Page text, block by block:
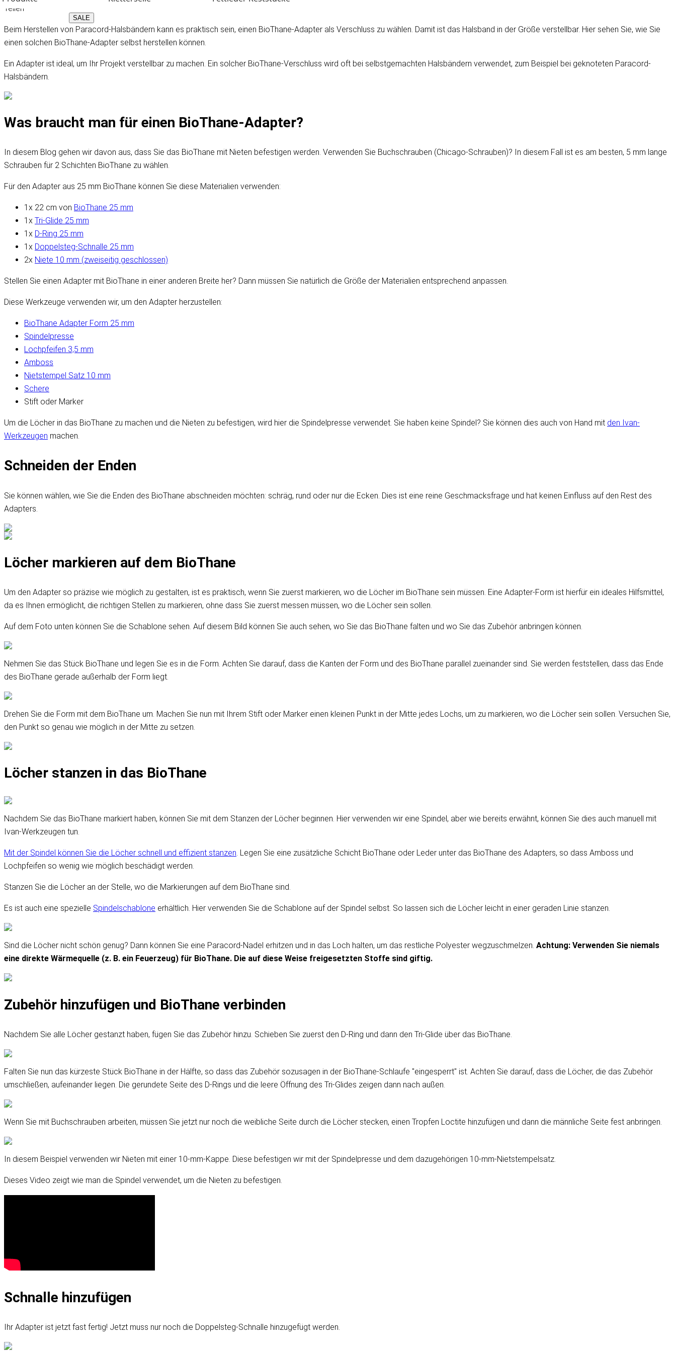
SALE
Teilen
Beim Herstellen von Paracord-Halsbändern kann es praktisch sein, einen BioThane-Adapter als Verschluss zu wählen. Damit ist das Halsband in der Größe verstellbar. Hier sehen Sie, wie Sie
einen solchen BioThane-Adapter selbst herstellen können.
Ein Adapter ist ideal, um Ihr Projekt verstellbar zu machen. Ein solcher BioThane-Verschluss wird oft bei selbstgemachten Halsbändern verwendet, zum Beispiel bei geknoteten Paracord-
Halsbändern.
Was braucht man für einen BioThane-Adapter?
In diesem Blog gehen wir davon aus, dass Sie das BioThane mit Nieten befestigen werden. Verwenden Sie Buchschrauben (Chicago-Schrauben)? In diesem Fall ist es am besten, 5 mm lange
Schrauben für 2 Schichten BioThane zu wählen.
Für den Adapter aus 25 mm BioThane können Sie diese Materialien verwenden:
1x 22 cm von BioThane 25 mm
1x Tri-Glide 25 mm
1x D-Ring 25 mm
1x Doppelsteg-Schnalle 25 mm
2x Niete 10 mm (zweiseitig geschlossen)
Stellen Sie einen Adapter mit BioThane in einer anderen Breite her? Dann müssen Sie natürlich die Größe der Materialien entsprechend anpassen.
Diese Werkzeuge verwenden wir, um den Adapter herzustellen:
BioThane Adapter Form 25 mm
Spindelpresse
Lochpfeifen 3,5 mm
Amboss
Nietstempel Satz 10 mm
Schere
Stift oder Marker
Um die Löcher in das BioThane zu machen und die Nieten zu befestigen, wird hier die Spindelpresse verwendet. Sie haben keine Spindel? Sie können dies auch von Hand mit den Ivan-
Werkzeugen machen.
Schneiden der Enden
Sie können wählen, wie Sie die Enden des BioThane abschneiden möchten: schräg, rund oder nur die Ecken. Dies ist eine reine Geschmacksfrage und hat keinen Einfluss auf den Rest des
Adapters.
Löcher markieren auf dem BioThane
Um den Adapter so präzise wie möglich zu gestalten, ist es praktisch, wenn Sie zuerst markieren, wo die Löcher im BioThane sein müssen. Eine Adapter-Form ist hierfür ein ideales Hilfsmittel,
da es Ihnen ermöglicht, die richtigen Stellen zu markieren, ohne dass Sie zuerst messen müssen, wo die Löcher sein sollen.
Auf dem Foto unten können Sie die Schablone sehen. Auf diesem Bild können Sie auch sehen, wo Sie das BioThane falten und wo Sie das Zubehör anbringen können.
Nehmen Sie das Stück BioThane und legen Sie es in die Form. Achten Sie darauf, dass die Kanten der Form und des BioThane parallel zueinander sind. Sie werden feststellen, dass das Ende
des BioThane gerade außerhalb der Form liegt.
Drehen Sie die Form mit dem BioThane um. Machen Sie nun mit Ihrem Stift oder Marker einen kleinen Punkt in der Mitte jedes Lochs, um zu markieren, wo die Löcher sein sollen. Versuchen Sie,
den Punkt so genau wie möglich in der Mitte zu setzen.
Löcher stanzen in das BioThane
Nachdem Sie das BioThane markiert haben, können Sie mit dem Stanzen der Löcher beginnen. Hier verwenden wir eine Spindel, aber wie bereits erwähnt, können Sie dies auch manuell mit
Ivan-Werkzeugen tun.
Mit der Spindel können Sie die Löcher schnell und effizient stanzen. Legen Sie eine zusätzliche Schicht BioThane oder Leder unter das BioThane des Adapters, so dass Amboss und
Lochpfeifen so wenig wie möglich beschädigt werden.
Stanzen Sie die Löcher an der Stelle, wo die Markierungen auf dem BioThane sind.
Es ist auch eine spezielle Spindelschablone erhältlich. Hier verwenden Sie die Schablone auf der Spindel selbst. So lassen sich die Löcher leicht in einer geraden Linie stanzen.
Sind die Löcher nicht schön genug? Dann können Sie eine Paracord-Nadel erhitzen und in das Loch halten, um das restliche Polyester wegzuschmelzen. Achtung: Verwenden Sie niemals
eine direkte Wärmequelle (z. B. ein Feuerzeug) für BioThane. Die auf diese Weise freigesetzten Stoffe sind giftig.
Zubehör hinzufügen und BioThane verbinden
Nachdem Sie alle Löcher gestanzt haben, fügen Sie das Zubehör hinzu. Schieben Sie zuerst den D-Ring und dann den Tri-Glide über das BioThane.
Falten Sie nun das kürzeste Stück BioThane in der Hälfte, so dass das Zubehör sozusagen in der BioThane-Schlaufe "eingesperrt" ist. Achten Sie darauf, dass die Löcher, die das Zubehör
umschließen, aufeinander liegen. Die gerundete Seite des D-Rings und die leere Öffnung des Tri-Glides zeigen dann nach außen.
Wenn Sie mit Buchschrauben arbeiten, müssen Sie jetzt nur noch die weibliche Seite durch die Löcher stecken, einen Tropfen Loctite hinzufügen und dann die männliche Seite fest anbringen.
In diesem Beispiel verwenden wir Nieten mit einer 10-mm-Kappe. Diese befestigen wir mit der Spindelpresse und dem dazugehörigen 10-mm-Nietstempelsatz.
Dieses Video zeigt wie man die Spindel verwendet, um die Nieten zu befestigen.
Schnalle hinzufügen
Ihr Adapter ist jetzt fast fertig! Jetzt muss nur noch die Doppelsteg-Schnalle hinzugefügt werden.